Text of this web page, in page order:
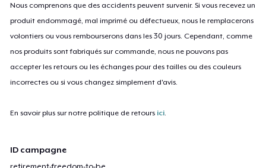
Nous comprenons que des accidents peuvent survenir. Si vous recevez un
produit endommagé, mal imprimé ou défectueux, nous le remplacerons
volontiers ou vous rembourserons dans les 30 jours. Cependant, comme
nos produits sont fabriqués sur commande, nous ne pouvons pas
accepter les retours ou les échanges pour des tailles ou des couleurs
incorrectes ou si vous changez simplement d'avis.
En savoir plus sur notre politique de retours ici
ID campagne